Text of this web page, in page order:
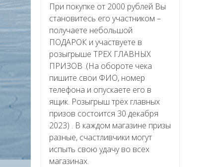
При покупке от 2000 рублей Вы
становитесь его участником –
получаете небольшой
ПОДАРОК и участвуете в
розыгрыше ТРЕХ ГЛАВНЫХ
ПРИЗОВ .(На обороте чека
пишите свои ФИО, номер
телефона и опускаете его в
ящик. Розыгрыш трёх главных
призов состоится 30 декабря
2023) . В каждом магазине призы
разные, счастливчики могут
испыть свою удачу во всех
магазинах.